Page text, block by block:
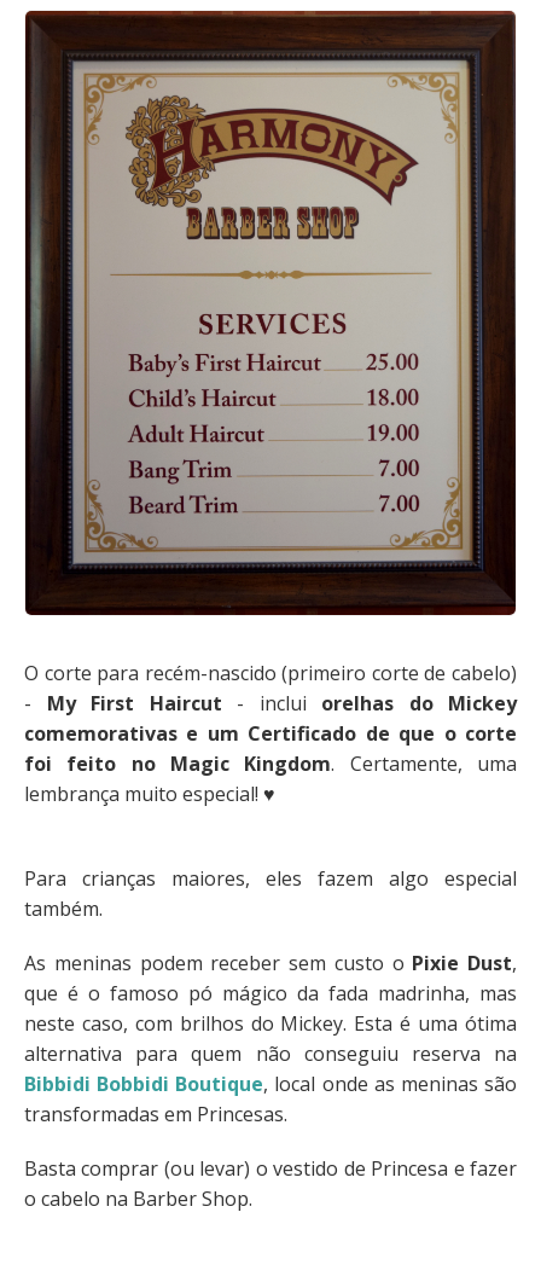
O corte para recém-nascido (primeiro corte de cabelo)
- My First Haircut - inclui orelhas do Mickey
comemorativas e um Certificado de que o corte
foi feito no Magic Kingdom. Certamente, uma
lembrança muito especial! ♥
Para crianças maiores, eles fazem algo especial
também.
As meninas podem receber sem custo o Pixie Dust,
que é o famoso pó mágico da fada madrinha, mas
neste caso, com brilhos do Mickey. Esta é uma ótima
alternativa para quem não conseguiu reserva na
Bibbidi Bobbidi Boutique, local onde as meninas são
transformadas em Princesas.
Basta comprar (ou levar) o vestido de Princesa e fazer
o cabelo na Barber Shop.